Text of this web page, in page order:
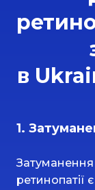
в
1.
Затуманення
ретинопатії